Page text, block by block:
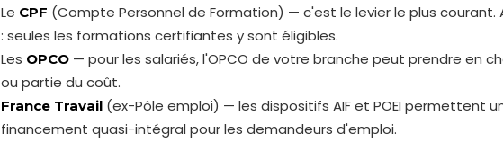
Le CPF (Compte Personnel de Formation) — c'est le levier le plus courant.
: seules les formations certifiantes y sont éligibles.
Les OPCO — pour les salariés, l'OPCO de votre branche peut prendre en
ou partie du coût.
France Travail (ex-Pôle emploi) — les dispositifs AIF et POEI permettent
financement quasi-intégral pour les demandeurs d'emploi.